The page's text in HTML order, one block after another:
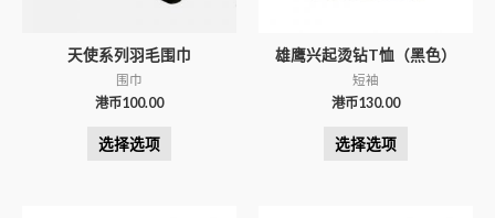
天使系列羽毛围巾
围巾
港币100.00
选择选项
雄鹰兴起烫钻T恤（黑色）
短袖
港币130.00
选择选项